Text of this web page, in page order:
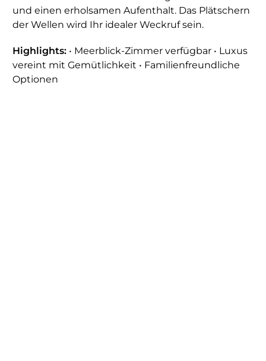
und einen erholsamen Aufenthalt. Das Plätschern
der Wellen wird Ihr idealer Weckruf sein.
Highlights: • Meerblick-Zimmer verfügbar • Luxus
vereint mit Gemütlichkeit • Familienfreundliche
Optionen